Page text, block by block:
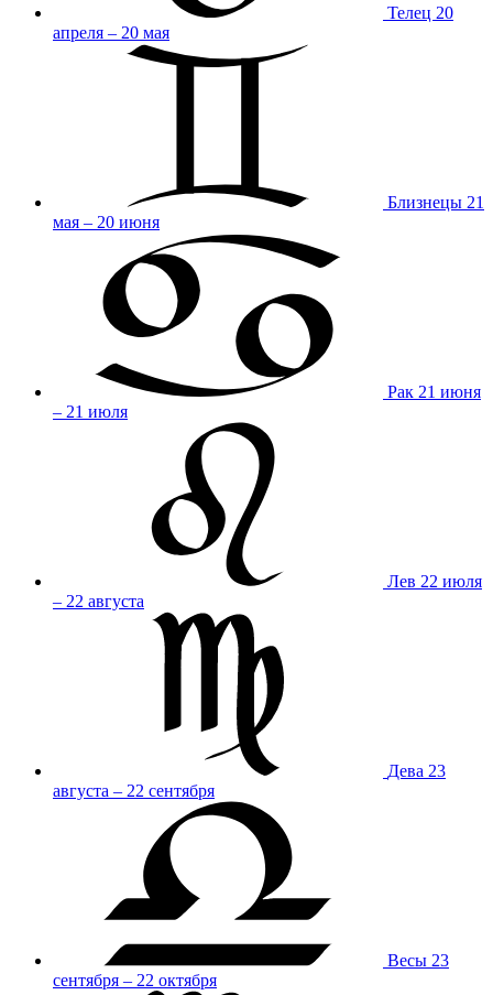
Телец 20
апреля – 20 мая
Близнецы 21
мая – 20 июня
Рак 21 июня
– 21 июля
Лев 22 июля
– 22 августа
Дева 23
августа – 22 сентября
Весы 23
сентября – 22 октября